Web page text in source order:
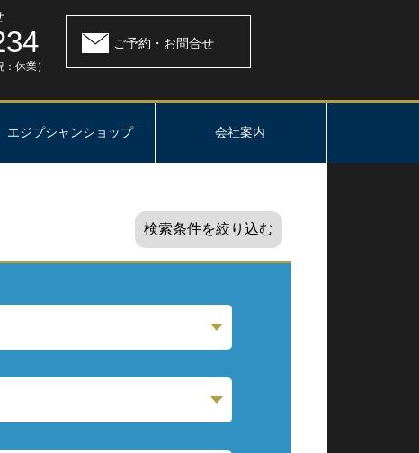
休業）
ご予約・お問合せ
エジプシャンショップ 会社案内
検索条件を絞り込む